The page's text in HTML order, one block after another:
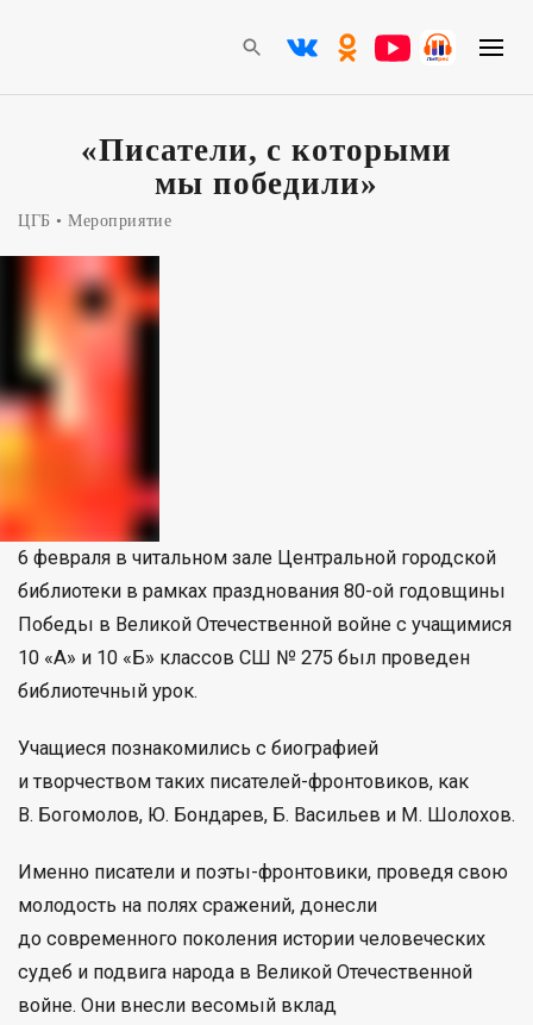
«Писатели, с которыми
мы победили»
ЦГБ Мероприятие
6 февраля в читальном зале Центральной городской
библиотеки в рамках празднования 80-ой годовщины
Победы в Великой Отечественной войне с учащимися
10 «А» и 10 «Б» классов СШ № 275 был проведен
библиотечный урок.
Учащиеся познакомились с биографией
и творчеством таких писателей-фронтовиков, как
В. Богомолов, Ю. Бондарев, Б. Васильев и М. Шолохов.
Именно писатели и поэты-фронтовики, проведя свою
молодость на полях сражений, донесли
до современного поколения истории человеческих
судеб и подвига народа в Великой Отечественной
войне. Они внесли весомый вклад